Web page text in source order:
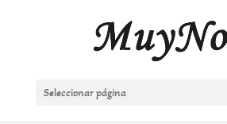
Seleccionar página